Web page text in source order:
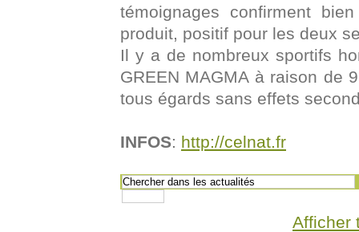
témoignages confirment
produit, positif pour les deux
Il y a de nombreux sportifs
GREEN MAGMA à raison de
tous égards sans effets
INFOS: http://celnat.fr
Afficher